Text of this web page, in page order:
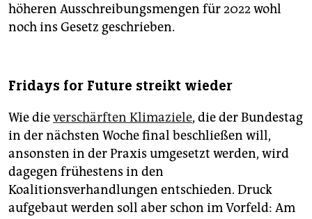
höheren Ausschreibungsmengen für 2022 wohl
noch ins Gesetz geschrieben.
Fridays for Future streikt wieder
Wie dieverschärften Klimaziele, die der Bundestag
in der nächsten Woche final beschließen will,
ansonsten in der Praxis umgesetzt werden, wird
dagegen frühestens in den
Koalitionsverhandlungen entschieden. Druck
aufgebaut werden soll aber schon im Vorfeld: Am